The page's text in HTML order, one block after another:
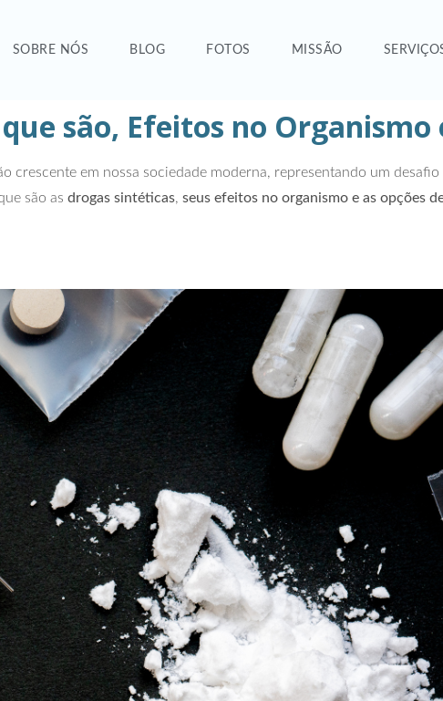
SOBRE NÓS BLOG FOTOS MISSÃO
são, Efeitos no
crescente em nossa sociedade moderna, representando um
são as drogas sintéticas, seus efeitos no organismo e as opções